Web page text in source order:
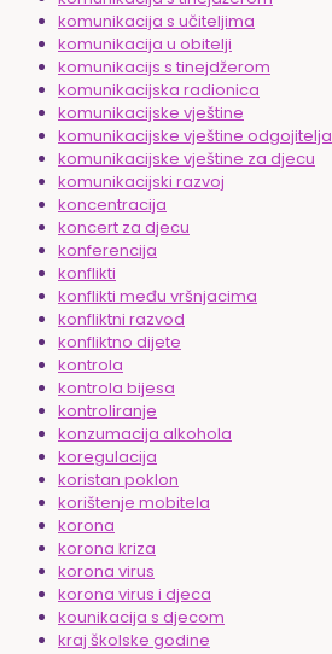
komunikacija s učiteljima
komunikacija u obitelji
komunikacijs s tinejdžerom
komunikacijska radionica
komunikacijske vještine
komunikacijske vještine odgojitelja
komunikacijske vještine za djecu
komunikacijski razvoj
koncentracija
koncert za djecu
konferencija
konflikti
konflikti među vršnjacima
konfliktni razvod
konfliktno dijete
kontrola
kontrola bijesa
kontroliranje
konzumacija alkohola
koregulacija
koristan poklon
korištenje mobitela
korona
korona kriza
korona virus
korona virus i djeca
kounikacija s djecom
kraj školske godine